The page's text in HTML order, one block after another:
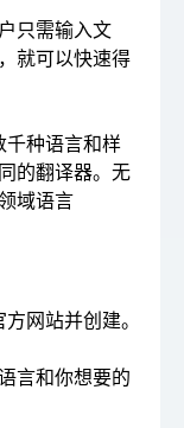
只需输入文
就可以快速得
种语言和样
的翻译器。无
域语言
网站并创建。
言和你想要的